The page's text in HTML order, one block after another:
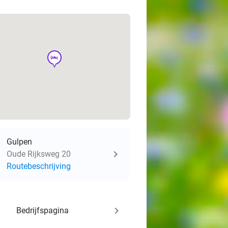
hotel
Gulpen
Oude Rijksweg 20
Routebeschrijving
Bedrijfspagina keyboard_arrow_right